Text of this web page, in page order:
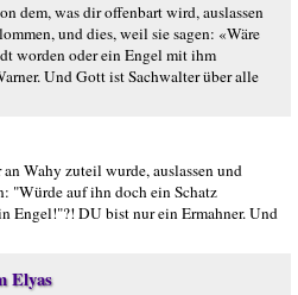
dem, was dir offenbart wird, auslassen
und dies, weil sie sagen: «Wäre
worden oder ein Engel mit ihm
Und Gott ist Sachwalter über alle
Wahy zuteil wurde, auslassen und
"Würde auf ihn doch ein Schatz
Engel!"?! DU bist nur ein Ermahner. Und
Elyas